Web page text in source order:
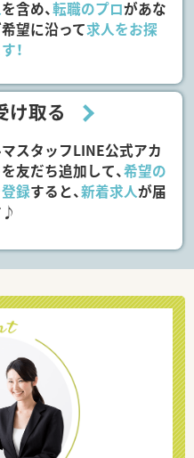
を含め、転職のプロがあな
望に沿って求人をお探
！
け取る
スタッフLINE公式アカ
友だち追加して、希望の
録すると、新着求人が届
♪